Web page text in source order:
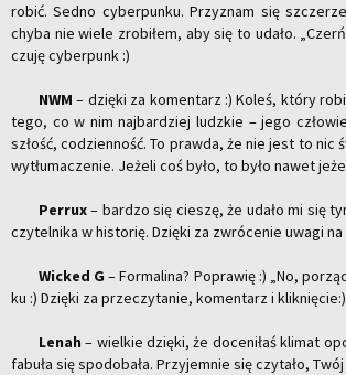
robić. Sedno cy­ber­pun­ku. Przy­znam się
chyba nie wiele zro­bi­łem, aby się to udało.
czuję cy­ber­punk :)
NWM – dzię­ki za ko­men­tarz :) Koleś, który
tego, co w nim naj­bar­dziej ludz­kie – jego
szłość, co­dzien­ność. To praw­da, że nie jest to
wy­tłu­ma­cze­nie. Je­że­li coś było, to było nawet
Per­rux– bar­dzo się cie­szę, że udało mi się
czy­tel­ni­ka w hi­sto­rię. Dzię­ki za zwró­ce­nie uwagi na
Wic­ked G – For­ma­li­na? Po­pra­wię :) „No,
ku :) Dzię­ki za prze­czy­ta­nie, ko­men­tarz i klik­nię­cie:)
Lenah – wiel­kie dzię­ki, że do­ce­ni­łaś kli­mat
fa­bu­ła się spodo­ba­ła. Przy­jem­nie się czy­ta­ło,